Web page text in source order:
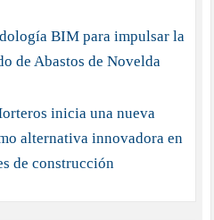
BIM para impulsar la
de Abastos de Novelda
inicia una nueva
alternativa innovadora en
de construcción